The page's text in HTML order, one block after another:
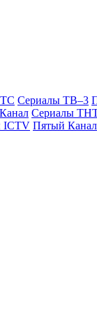
Се­риа­лы ТВ–3
Се­риа­лы
ICTV Пя­тый Ка­нал